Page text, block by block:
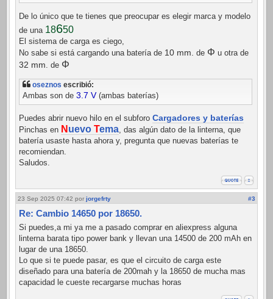
De lo único que te tienes que preocupar es elegir marca y modelo
de una 18650
El sistema de carga es ciego,
No sabe si está cargando una batería de 10 mm. de Φ u otra de
32 mm. de Φ
oseznos escribió:
Ambas son de 3.7 V(ambas baterías)
Puedes abrir nuevo hilo en el subforo Cargadores y baterías
Pinchas en N uevo Tema, das algún dato de la linterna, que
batería usaste hasta ahora y, pregunta que nuevas baterías te
recomiendan.
Saludos.
23 Sep 2025 07:42 por jorgefrty #3
Re: Cambio 14650 por 18650.
Si puedes,a mi ya me a pasado comprar en aliexpress alguna
linterna barata tipo power bank y llevan una 14500 de 200 mAh en
lugar de una 18650.
Lo que si te puede pasar, es que el circuito de carga este
diseñado para una batería de 200mah y la 18650 de mucha mas
capacidad le cueste recargarse muchas horas